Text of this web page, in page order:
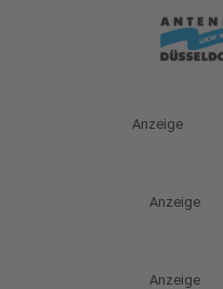
Anzeige
Anzeige
Anzeige